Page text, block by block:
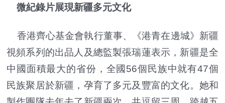
微紀錄片展現新疆多元文化
香港齊心基金會執行董事、《港青在邊城》新疆
視頻系列的出品人及總監製張瑞蓮表示，新疆是全
中國面積最大的省份，全國56個民族中就有47個
民族聚居於新疆，孕育了多元及豐富的文化。她和